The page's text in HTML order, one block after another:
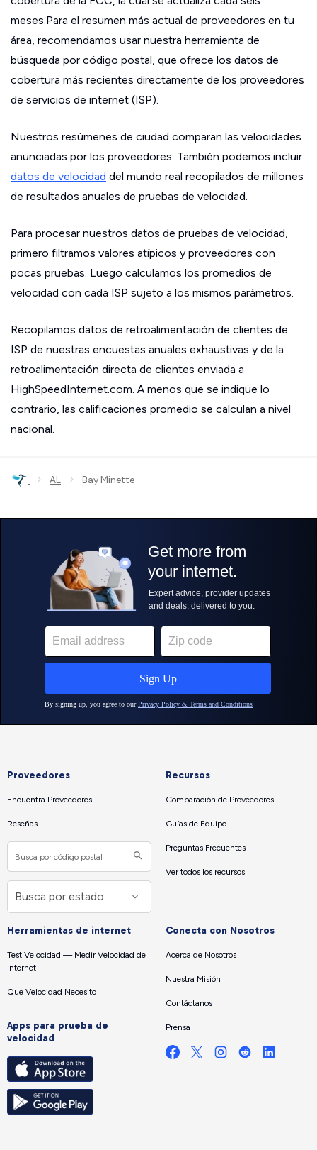
meses.Para el resumen más actual de proveedores en tu
área, recomendamos usar nuestra herramienta de
búsqueda por código postal, que ofrece los datos de
cobertura más recientes directamente de los proveedores
de servicios de internet (ISP).
Nuestros resúmenes de ciudad comparan las velocidades
anunciadas por los proveedores. También podemos incluir
datos de velocidad del mundo real recopilados de millones
de resultados anuales de pruebas de velocidad.
Para procesar nuestros datos de pruebas de velocidad,
primero filtramos valores atípicos y proveedores con
pocas pruebas. Luego calculamos los promedios de
velocidad con cada ISP sujeto a los mismos parámetros.
Recopilamos datos de retroalimentación de clientes de
ISP de nuestras encuestas anuales exhaustivas y de la
retroalimentación directa de clientes enviada a
HighSpeedInternet.com. A menos que se indique lo
contrario, las calificaciones promedio se calculan a nivel
nacional.
› AL › Bay Minette
Proveedores
Encuentra Proveedores
Reseñas
Recursos
Comparación de Proveedores
Guías de Equipo
Preguntas Frecuentes
Ver todos los recursos
Herramientas de internet
Test Velocidad — Medir Velocidad de
Internet
Que Velocidad Necesito
Apps para prueba de
velocidad
Conecta con Nosotros
Acerca de Nosotros
Nuestra Misión
Contáctanos
Prensa